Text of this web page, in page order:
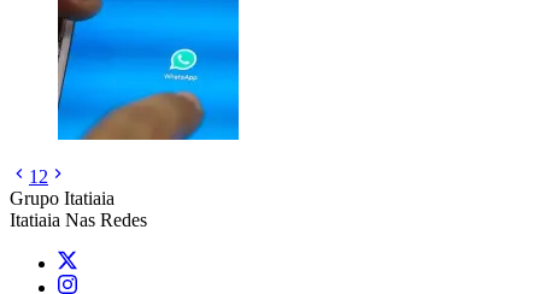
1 2
Grupo Itatiaia
Itatiaia Nas Redes